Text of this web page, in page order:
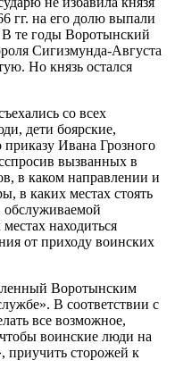
гг. на его долю выпали
те годы Воротынский
Сигизмунда-Августа
Но князь остался
со всех
дети боярские,
Ивана Грозного
вызванных в
в каком направлении и
в каких местах стоять
обслуживаемой
находиться
от приходу воинских
Воротынским
В соответствии с
все возможное,
воинские люди на
приучить сторожей к